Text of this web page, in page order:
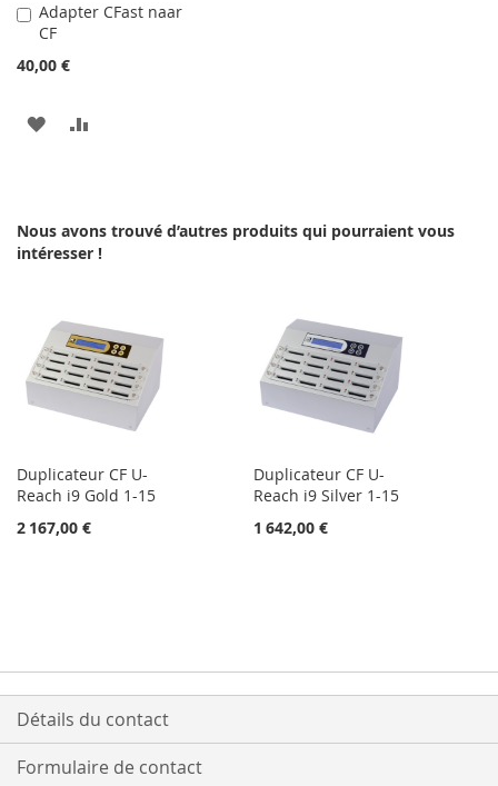
Adapter CFast naar
CF
40,00 €
Ajouter
au
panier
AJOUTER
LISTE
Nous avons trouvé d’autres produits qui pourraient vous
intéresser !
Duplicateur CF U-
Reach i9 Gold 1-15
2 167,00 €
Duplicateur CF U-
Reach i9 Silver 1-15
1 642,00 €
Détails du contact
Formulaire de contact